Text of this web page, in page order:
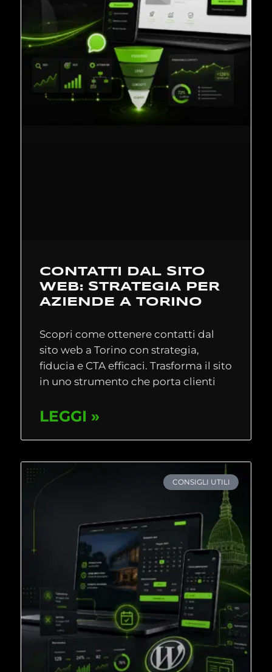
CONTATTI DAL SITO
WEB: STRATEGIA PER
AZIENDE A TORINO
Scopri come ottenere contatti dal
sito web a Torino con strategia,
fiducia e CTA efficaci. Trasforma il sito
in uno strumento che porta clienti
LEGGI »
CONSIGLI UTILI